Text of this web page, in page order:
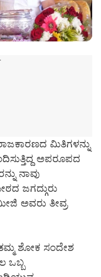
ಮಿತಿಗಳನ್ನು
ಅಪರೂಪದ
ನಾವು
ಜಗದ್ಗುರು
ಅವರು ತೀವ್ರ
ಶೋಕ ಸಂದೇಶ
ಒಬ್ಬ